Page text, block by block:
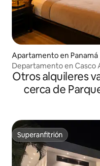
Apartamento en Panamá
Departamento en Casco
piedra
Otros alquileres
cerca de
Superanfitrión
Superanfitrión